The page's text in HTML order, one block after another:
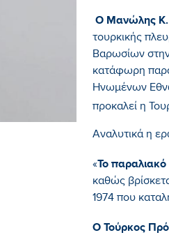
Ο Μανώλης Κ.
τουρκικής
Βαρωσίων
κατάφωρη
Ηνωμένων
προκαλεί η
Αναλυτικά η
«Το
καθώς
1974 που
Ο Τούρκος